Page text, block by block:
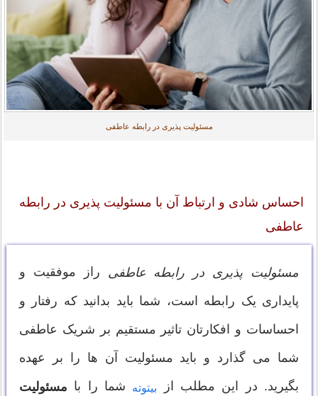
مسئولیت پذیری در رابطه عاطفی
احساس شادی و ارتباط آن با مسئولیت پذیری در رابطه
عاطفی
مسئولیت پذیری در رابطه عاطفی راز موفقیت و
پایداری یک رابطه است، شما باید بدانید که رفتار و
احساسات و افکارتان تاثیر مستقیم بر شریک عاطفی
شما می گذارد و باید مسئولیت آن ها را بر عهده
بگیرید. در این مطلب از
بیتوته شما را با مسئولیت